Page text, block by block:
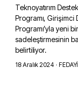
Teknoyatırım
Programı, Girişimci
Programı’yla yeni
sadeleştirmesinin
belirtiliyor.
18 Aralık 2024 · FEDAYİ